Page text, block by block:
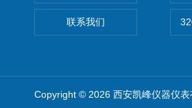
联系我们
Copyright © 2026 西安凯峰仪器仪